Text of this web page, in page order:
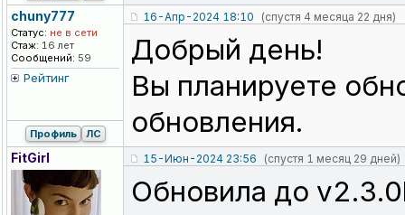
chuny777
Статус: не в сети
Стаж: 16 лет
Сообщений: 59
Рейтинг
16-Апр-2024 18:10 (спустя 4 месяца 22 дня)
Добрый день!
Вы планируете
обновления.
Профиль ЛС
FitGirl 15-Июн-2024 23:56 (спустя 1 месяц 29 дней)
Обновила до